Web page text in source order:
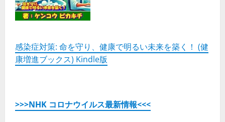
感染症対策: 命を守り、健康で明るい未来を築く！ (健
康増進ブックス) Kindle版
>>>NHK コロナウイルス最新情報<<<